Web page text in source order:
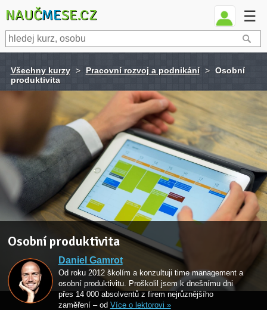
NAUČMESE.CZ ☰
Všechny kurzy > Pracovní rozvoj a podnikání > Osobní
produktivita
Osobní produktivita
Daniel Gamrot
Od roku 2012 školím a konzultuji time management a
osobní produktivitu. Proškolil jsem k dnešnímu dni
přes 14 000 absolventů z firem nejrůznějšího
zaměření – od Více o lektorovi »